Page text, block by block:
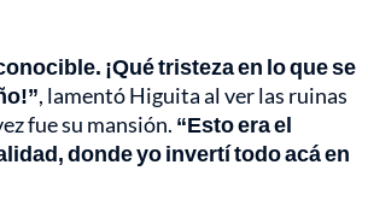
¡Qué tristeza en lo que se
, lamentó Higuita al ver las ruinas
fue su mansión. “Esto era el
donde yo invertí todo acá en